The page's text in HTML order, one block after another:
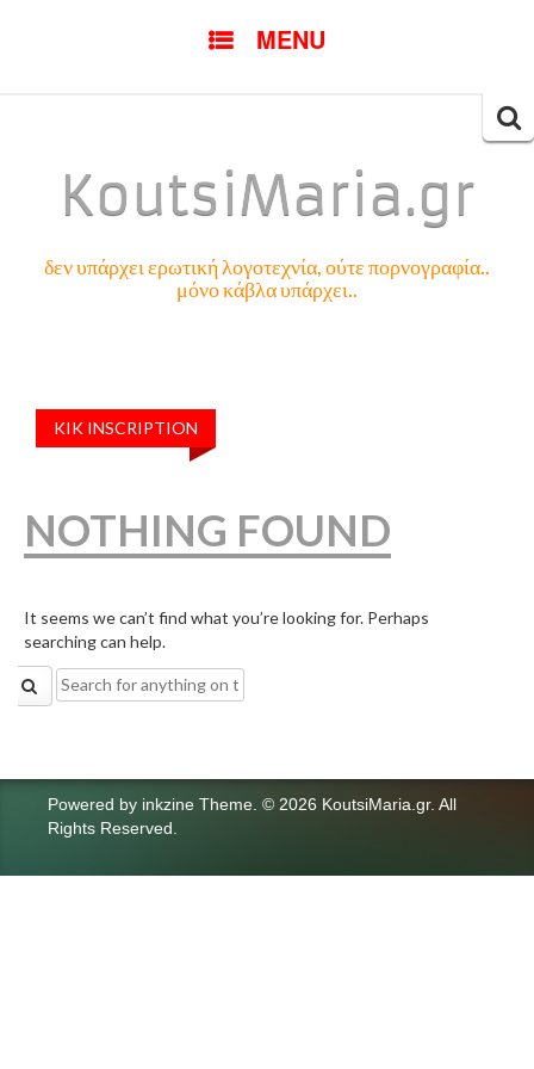
MENU
KoutsiMaria.gr
δεν υπάρχει ερωτική λογοτεχνία, ούτε πορνογραφία..
μόνο κάβλα υπάρχει..
KIK INSCRIPTION
NOTHING FOUND
It seems we can’t find what you’re looking for. Perhaps
searching can help.
Search
for:
Powered by inkzine Theme © 2026 KoutsiMaria.gr. All
Rights Reserved.